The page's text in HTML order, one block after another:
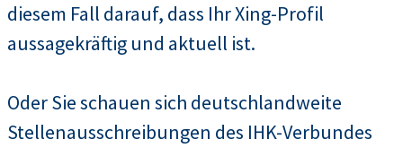
diesem Fall darauf, dass Ihr Xing-Profil
aussagekräftig und aktuell ist.
Oder Sie schauen sich deutschlandweite
Stellenausschreibungen des IHK-Verbundes